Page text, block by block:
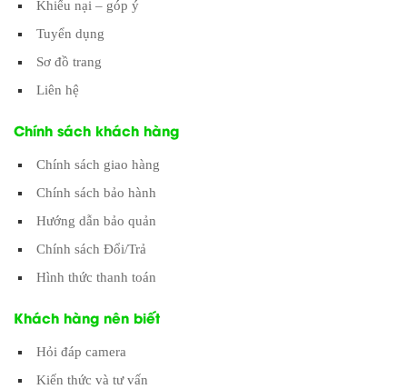
Khiếu nại – góp ý
Tuyển dụng
Sơ đồ trang
Liên hệ
Chính sách khách hàng
Chính sách giao hàng
Chính sách bảo hành
Hướng dẫn bảo quản
Chính sách Đổi/Trả
Hình thức thanh toán
Khách hàng nên biết
Hỏi đáp camera
Kiến thức và tư vấn